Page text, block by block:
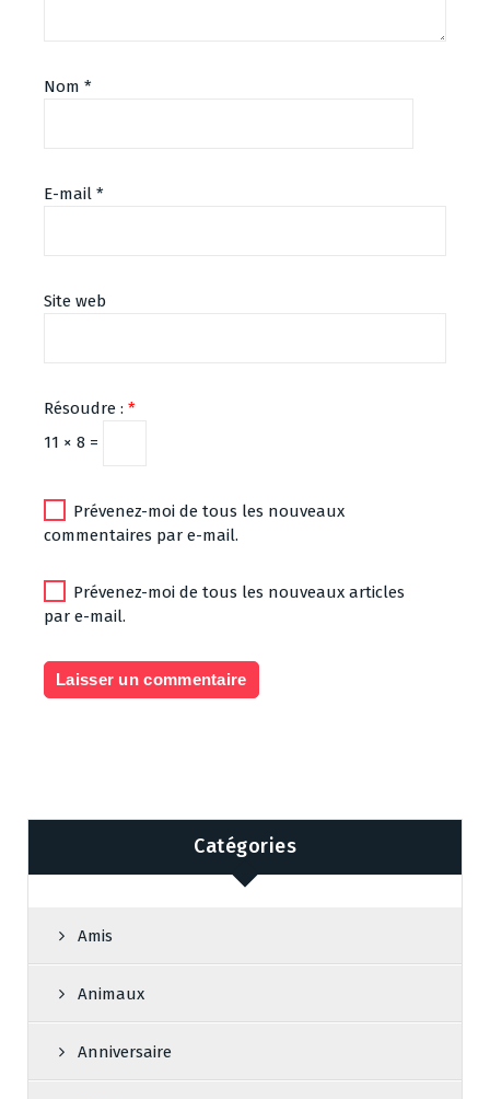
Nom *
E-mail *
Site web
Résoudre : *
11 × 8 =
Prévenez-moi de tous les nouveaux
commentaires par e-mail.
Prévenez-moi de tous les nouveaux articles
par e-mail.
Catégories
Amis
Animaux
Anniversaire